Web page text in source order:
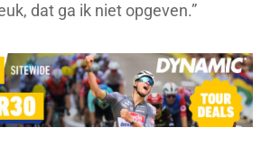
dat ga ik niet opgeven.”